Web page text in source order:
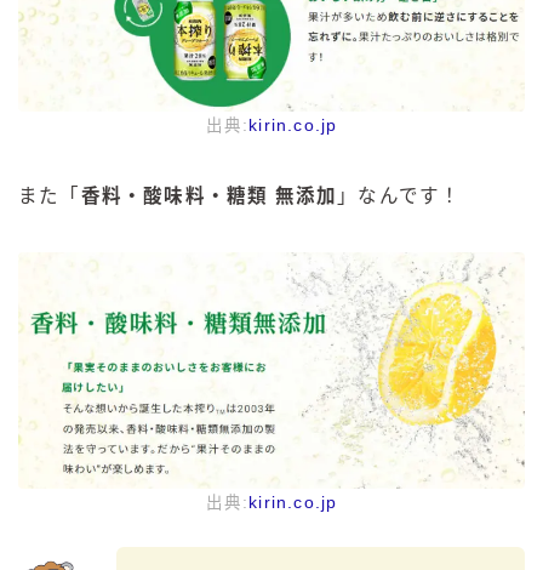
出典: kirin.co.jp
また「 香料・酸味料・糖類 無添加 」なんです！
出典: kirin.co.jp